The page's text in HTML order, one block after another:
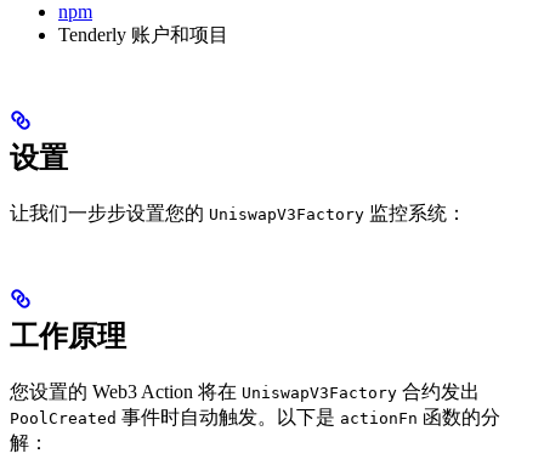
npm
Tenderly 账户和项目
设置
让我们一步步设置您的 UniswapV3Factory 监控系统：
工作原理
您设置的 Web3 Action 将在 UniswapV3Factory 合约发出
PoolCreated 事件时自动触发。以下是 actionFn 函数的分
解：